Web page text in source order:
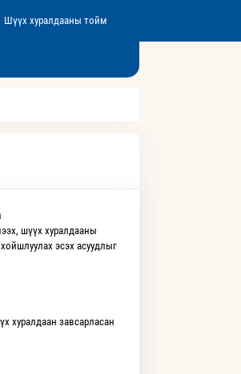
Шүүх хуралдааны тойм
шүүх хуралдааны
эсэх асуудлыг
хуралдаан завсарласан